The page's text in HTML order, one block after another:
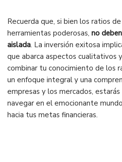
Recuerda que, si bien los ratios
herramientas poderosas, no
aislada. La inversión exitosa
que abarca aspectos cualitativos
combinar tu conocimiento de los
un enfoque integral y una
empresas y los mercados,
navegar en el emocionante
hacia tus metas financieras.